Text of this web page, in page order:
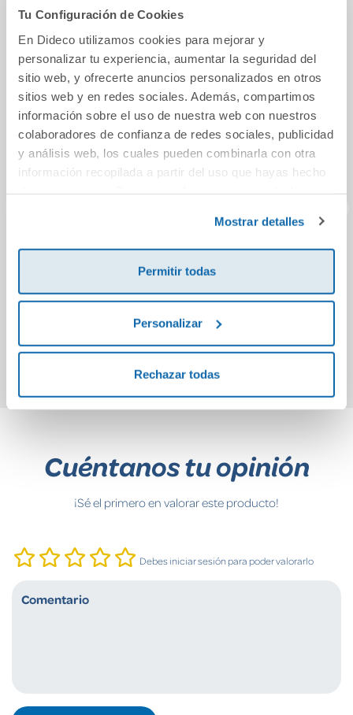
Tu Configuración de Cookies
En Dideco utilizamos cookies para mejorar y
personalizar tu experiencia, aumentar la seguridad del
sitio web, y ofrecerte anuncios personalizados en otros
sitios web y en redes sociales. Además, compartimos
información sobre el uso de nuestra web con nuestros
colaboradores de confianza de redes sociales, publicidad
y análisis web, los cuales pueden combinarla con otra
información recopilada a partir del uso que hayas hecho
Mostrar detalles
Permitir todas
Personalizar
Rechazar todas
También podría gustarte...
Romeo y Julieta
Comprar
¿Dónde está el
niño que yo fui?
Comprar
El
Cuéntanos tu opinión
¡Sé el primero en valorar este producto!
Debes iniciar sesión para poder valorarlo